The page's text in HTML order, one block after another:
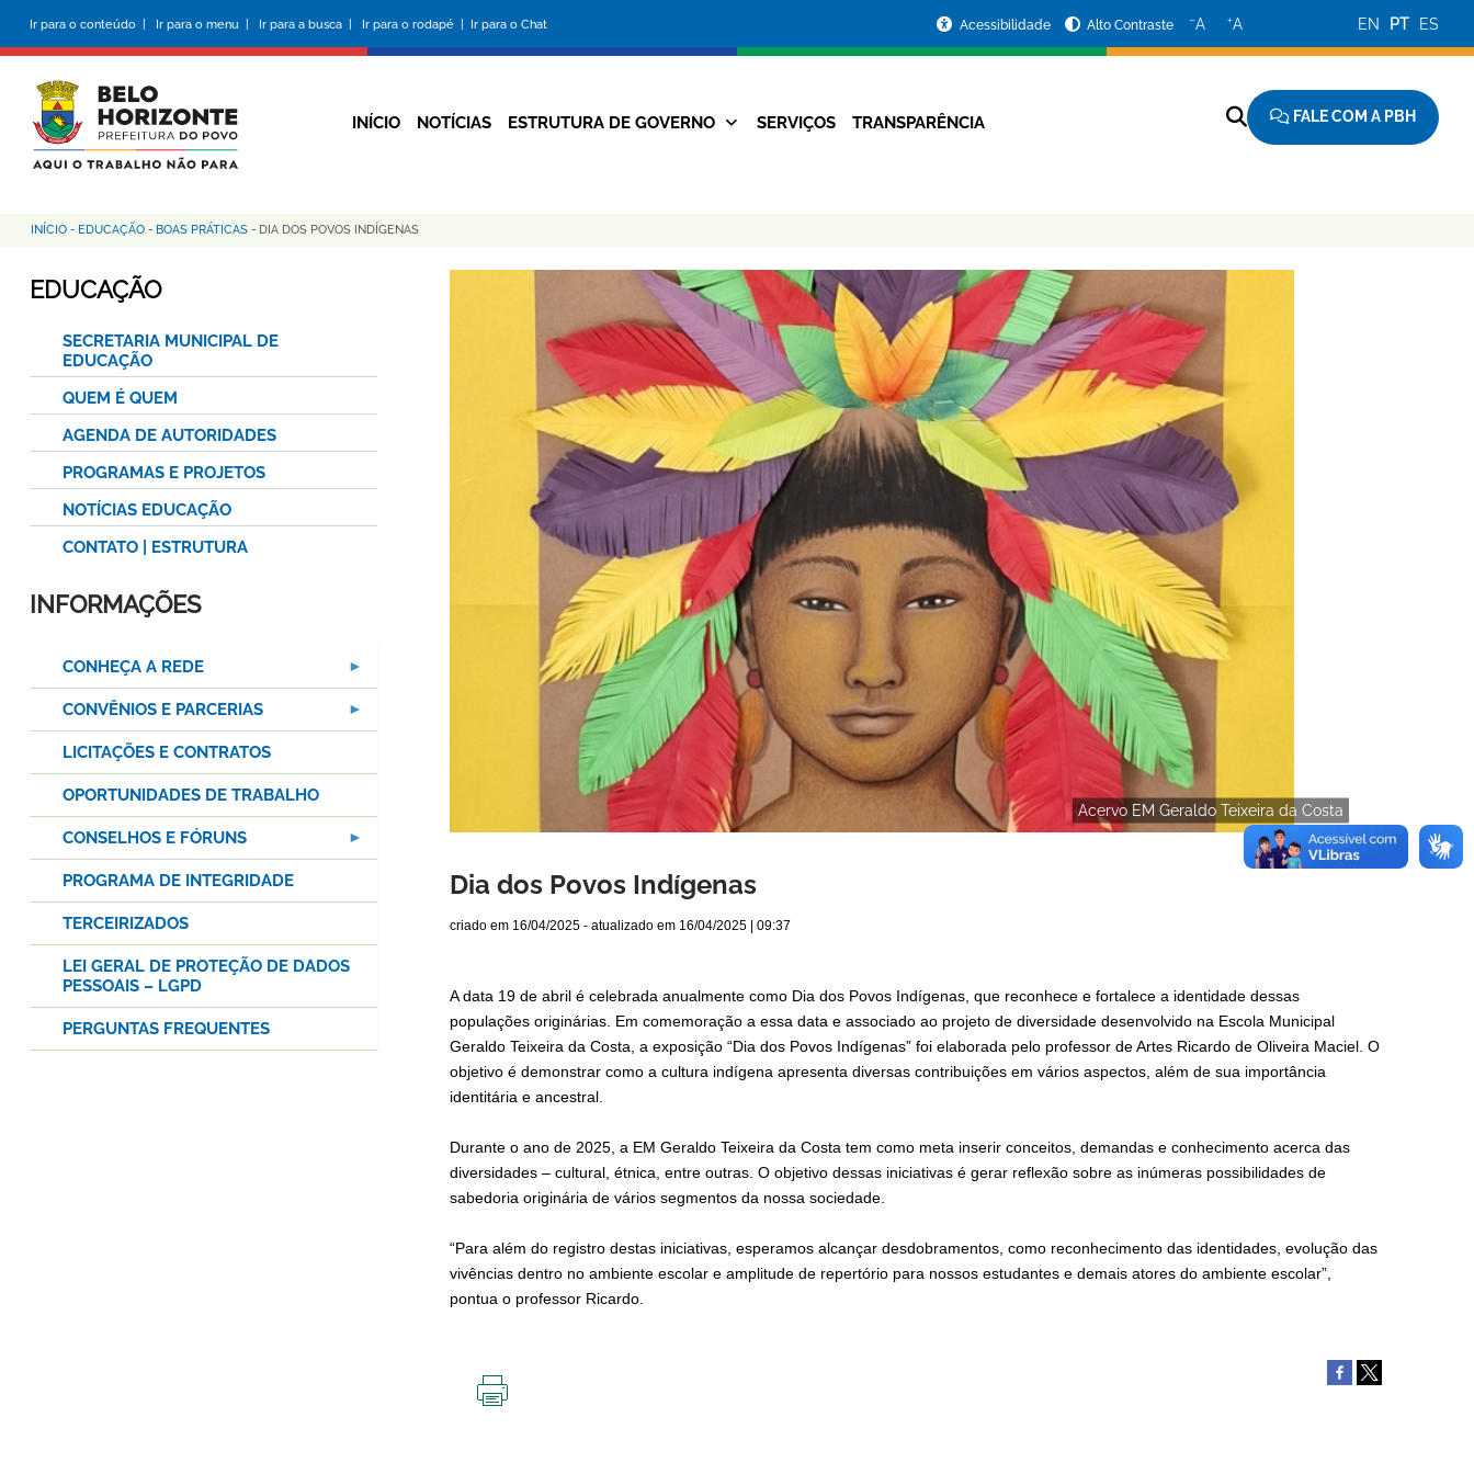
conteúdo
principal
Ir para o conteúdo | Ir para o menu | Ir para a busca | Ir para o rodapé | Ir para o Chat
da
Prefeitura
Acessibilidade Alto Contraste −A +A EN PT ES
Navegação
INÍCIO NOTÍCIAS ESTRUTURA DE GOVERNO SERVIÇOS TRANSPARÊNCIA FALE COM A PBH
Trilha
de
INÍCIO - EDUCAÇÃO - BOAS PRÁTICAS - DIA DOS POVOS INDÍGENAS
Acervo EM Geraldo Teixeira da Costa
Dia dos Povos Indígenas
criado em 16/04/2025- atualizado em 16/04/2025 | 09:37
A data 19 de abril é celebrada anualmente como Dia dos Povos Indígenas, que reconhece e fortalece a identidade dessas
populações originárias. Em comemoração a essa data e associado ao projeto de diversidade desenvolvido na Escola Municipal
Geraldo Teixeira da Costa, a exposição “Dia dos Povos Indígenas” foi elaborada pelo professor de Artes Ricardo de Oliveira Maciel. O
objetivo é demonstrar como a cultura indígena apresenta diversas contribuições em vários aspectos, além de sua importância
identitária e ancestral.
Durante o ano de 2025, a EM Geraldo Teixeira da Costa tem como meta inserir conceitos, demandas e conhecimento acerca das
diversidades – cultural, étnica, entre outras. O objetivo dessas iniciativas é gerar reflexão sobre as inúmeras possibilidades de
sabedoria originária de vários segmentos da nossa sociedade.
“Para além do registro destas iniciativas, esperamos alcançar desdobramentos, como reconhecimento das identidades, evolução das
vivências dentro no ambiente escolar e amplitude de repertório para nossos estudantes e demais atores do ambiente escolar”,
pontua o professor Ricardo.
EDUCAÇÃO
SECRETARIA MUNICIPAL DE
EDUCAÇÃO
QUEM É QUEM
AGENDA DE AUTORIDADES
PROGRAMAS E PROJETOS
NOTÍCIAS EDUCAÇÃO
CONTATO | ESTRUTURA
INFORMAÇÕES
CONHEÇA A REDE
CONVÊNIOS E PARCERIAS
LICITAÇÕES E CONTRATOS
OPORTUNIDADES DE TRABALHO
CONSELHOS E FÓRUNS
PROGRAMA DE INTEGRIDADE
TERCEIRIZADOS
LEI GERAL DE PROTEÇÃO DE DADOS
PESSOAIS – LGPD
PERGUNTAS FREQUENTES